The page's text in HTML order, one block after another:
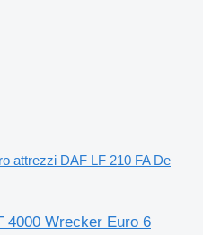
attrezzi DAF LF 210 FA De
4000 Wrecker Euro 6